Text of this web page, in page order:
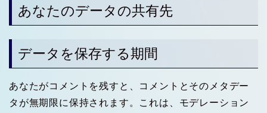
あなたのデータの共有先
データを保存する期間
あなたがコメントを残すと、コメントとそのメタデー
タが無期限に保持されます。これは、モデレーション